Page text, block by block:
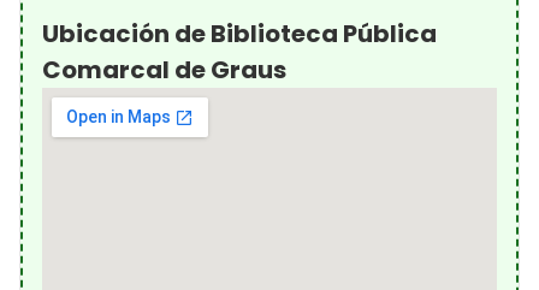
Ubicación de Biblioteca Pública
Comarcal de Graus